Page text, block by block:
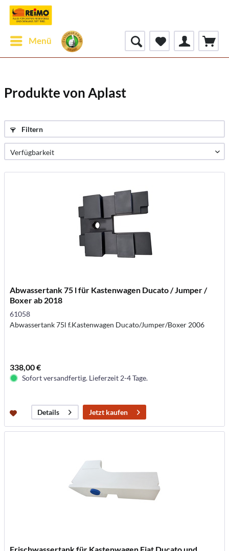
Menü
Produkte von Aplast
Filtern
Abwassertank 75 l für Kastenwagen Ducato / Jumper /
Boxer ab 2018
61058
Abwassertank 75l f.Kastenwagen Ducato/Jumper/Boxer 2006
338,00 €
Sofort versandfertig. Lieferzeit 2-4 Tage.
Details Jetzt kaufen